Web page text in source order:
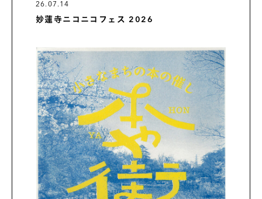
26.07.14
妙蓮寺ニコニコフェス 2026